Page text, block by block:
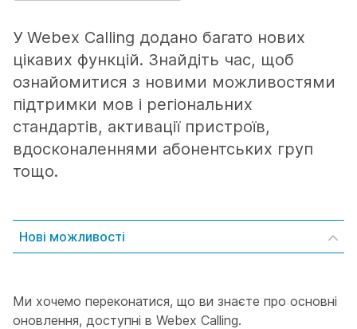
У Webex Calling додано багато нових
цікавих функцій. Знайдіть час, щоб
ознайомитися з новими можливостями
підтримки мов і регіональних
стандартів, активації пристроїв,
вдосконаленнями абонентських груп
тощо.
Нові можливості
Ми хочемо переконатися, що ви знаєте про основні
оновлення, доступні в Webex Calling.